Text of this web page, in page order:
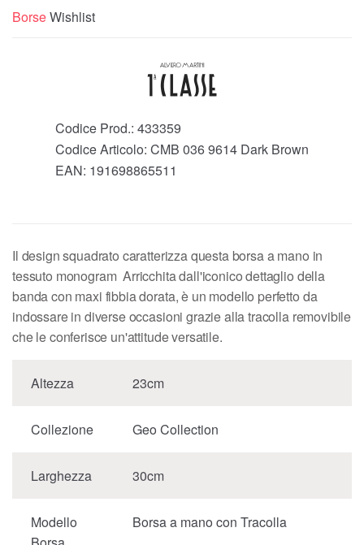
BorseWishlist
Codice Prod.: 433359
Codice Articolo: CMB 036 9614 Dark Brown
EAN: 191698865511
Il design squadrato caratterizza questa borsa a mano in
tessuto monogram Arricchita dall'iconico dettaglio della
banda con maxi fibbia dorata, è un modello perfetto da
indossare in diverse occasioni grazie alla tracolla removibile
che le conferisce un'attitude versatile.
Altezza 23cm
Collezione Geo Collection
Larghezza 30cm
Modello
Borsa a mano con Tracolla